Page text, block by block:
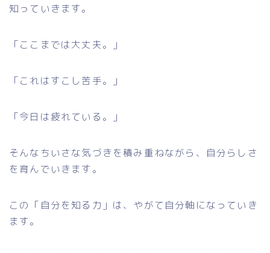
知っていきます。
「ここまでは大丈夫。」
「これはすこし苦手。」
「今日は疲れている。」
そんなちいさな気づきを積み重ねながら、自分らしさ
を育んでいきます。
この「自分を知る力」は、やがて自分軸になっていき
ます。